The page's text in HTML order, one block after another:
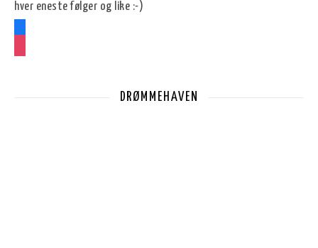
hver eneste følger og like :-)
DRØMMEHAVEN